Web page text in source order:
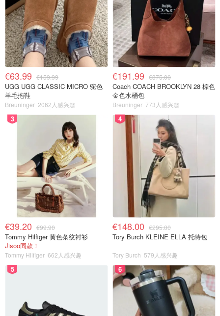
€63.99 €159.99
UGG UGG CLASSIC MICRO 驼色
羊毛拖鞋
Breuninger 2062人感兴趣
€191.99 €375.00
Coach COACH BROOKLYN 28 棕色
金色水桶包
Breuninger 773人感兴趣
3
€39.20 €99.90
Tommy Hilfiger 黄色条纹衬衫
Jisoo同款！
Tommy Hilfiger 662人感兴趣
4
€148.00 €295.00
Tory Burch KLEINE ELLA 托特包
Tory Burch 579人感兴趣
5 6